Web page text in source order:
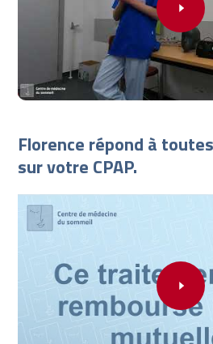
Florence répond à
sur votre CPAP.